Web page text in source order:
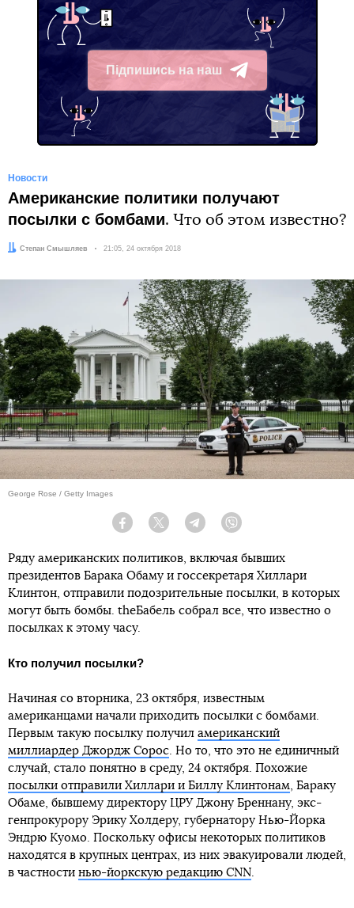
Підпишись на наш
Telegram
Новости
Американские политики получают
посылки с бомбами. Что об этом известно?
Автор:
Степан Смышляев Дата:
21:05, 24 октября 2018
George Rose / Getty Images
Facebook Twitter Telegram
Ряду американских политиков, включая бывших
президентов Барака Обаму и госсекретаря Хиллари
Клинтон, отправили подозрительные посылки, в которых
могут быть бомбы. theБабель собрал все, что известно о
посылках к этому часу.
Кто получил посылки?
Начиная со вторника, 23 октября, известным
американцами начали приходить посылки с бомбами.
Первым такую посылку получил американский
миллиардер Джордж Сорос . Но то, что это не единичный
случай, стало понятно в среду, 24 октября. Похожие
посылки отправили Хиллари и Биллу Клинтонам , Бараку
Обаме, бывшему директору ЦРУ Джону Бреннану, экс-
генпрокурору Эрику Холдеру, губернатору Нью-Йорка
Эндрю Куомо. Поскольку офисы некоторых политиков
находятся в крупных центрах, из них эвакуировали людей,
в частности нью-йоркскую редакцию CNN